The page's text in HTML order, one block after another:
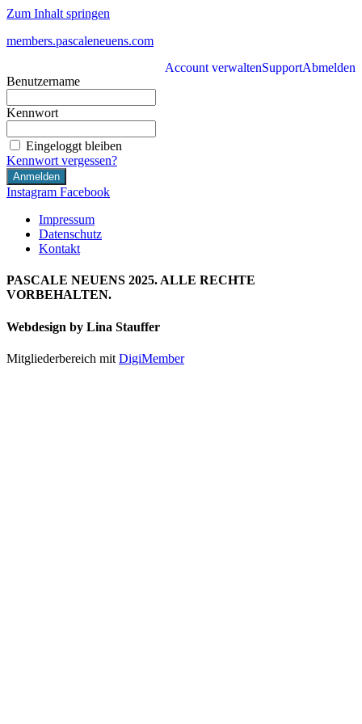
Zum Inhalt springen
members.pascaleneuens.com
Account verwaltenSupportAbmelden
Benutzername
Kennwort
Eingeloggt bleiben
Kennwort vergessen?
Instagram Facebook
Impressum
Datenschutz
Kontakt
PASCALE NEUENS 2025. ALLE RECHTE
VORBEHALTEN.
Webdesign by Lina Stauffer
Mitgliederbereich mit DigiMember